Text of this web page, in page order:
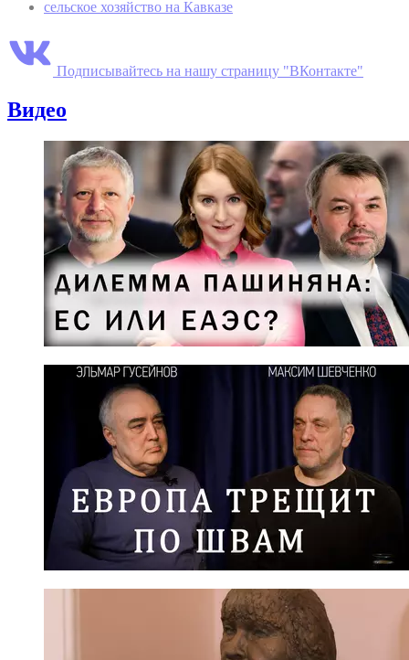
сельское хозяйство на Кавказе
Подписывайтесь на нашу страницу "ВКонтакте"
Видео